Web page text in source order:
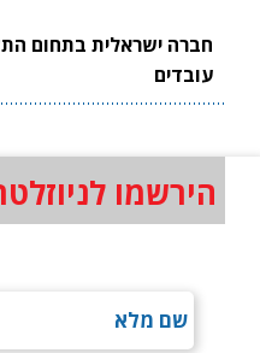
חברה ישראלית בתחום
עובדים
הירשמו